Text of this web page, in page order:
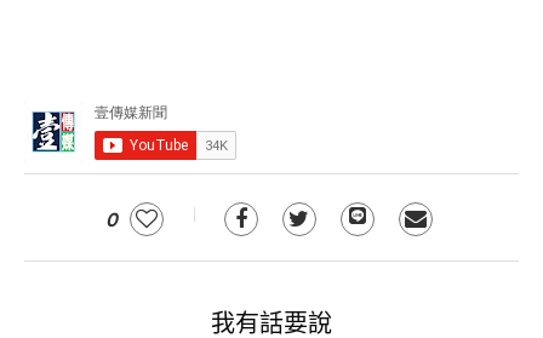
0
我有話要說